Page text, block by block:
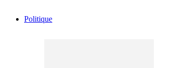
Politique